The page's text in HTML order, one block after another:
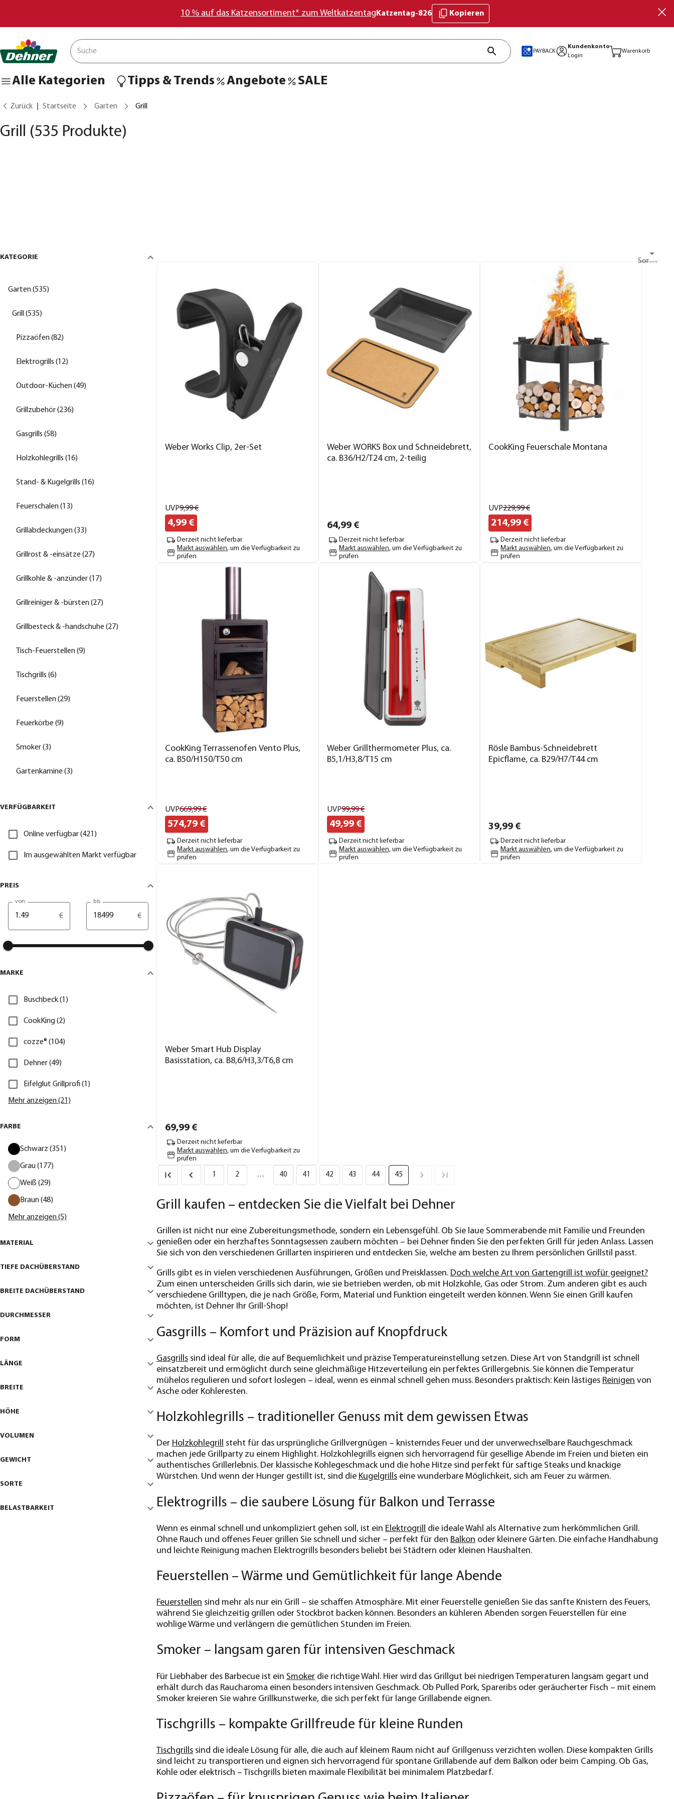
10 % auf das Katzensortiment* zum Weltkatzentag Katzentag-826 Kopieren
PAYBACK
Kundenkonto
Login
Warenkorb
Alle Kategorien Tipps & Trends Angebote SALE
Zurück Startseite Garten Grill
Grill (535 Produkte)
KATEGORIE
Garten (535)
Grill (535)
Pizzaöfen (82)
Elektrogrills (12)
Outdoor-Küchen (49)
Grillzubehör (236)
Gasgrills (58)
Holzkohlegrills (16)
Stand- & Kugelgrills (16)
Feuerschalen (13)
Grillabdeckungen (33)
Grillrost & -einsätze (27)
Grillkohle & -anzünder (17)
Grillreiniger & -bürsten (27)
Grillbesteck & -handschuhe (27)
Tisch-Feuerstellen (9)
Tischgrills (6)
Feuerstellen (29)
Feuerkörbe (9)
Smoker (3)
Gartenkamine (3)
VERFÜGBARKEIT
Online verfügbar (421)
Im ausgewählten Markt verfügbar
PREIS
von
€
bis
€
MARKE
Buschbeck (1)
CookKing (2)
cozze® (104)
Dehner (49)
Eifelglut Grillprofi (1)
Mehr anzeigen (21)
FARBE
Schwarz (351)
Grau (177)
Weiß (29)
Braun (48)
Mehr anzeigen (5)
MATERIAL
TIEFE DACHÜBERSTAND
BREITE DACHÜBERSTAND
DURCHMESSER
FORM
LÄNGE
BREITE
HÖHE
VOLUMEN
GEWICHT
SORTE
BELASTBARKEIT
Sortieren nach
Weber Works Clip, 2er-Set
UVP9,99€
4,99 €
Derzeit nicht lieferbar
Markt auswählen, um die Verfügbarkeit zu
prüfen
Weber WORKS Box und Schneidebrett,
ca. B36/H2/T24 cm, 2-teilig
64,99€
Derzeit nicht lieferbar
Markt auswählen, um die Verfügbarkeit zu
prüfen
CookKing Feuerschale Montana
UVP229,99€
214,99 €
Derzeit nicht lieferbar
Markt auswählen, um die Verfügbarkeit zu
prüfen
CookKing Terrassenofen Vento Plus,
ca. B50/H150/T50 cm
UVP669,99€
574,79 €
Derzeit nicht lieferbar
Markt auswählen, um die Verfügbarkeit zu
prüfen
Weber Grillthermometer Plus, ca.
B5,1/H3,8/T15 cm
UVP99,99€
49,99€
Derzeit nicht lieferbar
Markt auswählen, um die Verfügbarkeit zu
prüfen
Rösle Bambus-Schneidebrett
Epicflame, ca. B29/H7/T44 cm
39,99 €
Derzeit nicht lieferbar
Markt auswählen, um die Verfügbarkeit zu
prüfen
Weber Smart Hub Display
Basisstation, ca. B8,6/H3,3/T6,8 cm
69,99 €
Derzeit nicht lieferbar
Markt auswählen, um die Verfügbarkeit zu
prüfen
1 2 … 40 41 42 43 44 45
Grill kaufen – entdecken Sie die Vielfalt bei Dehner
Grillen ist nicht nur eine Zubereitungsmethode, sondern ein Lebensgefühl. Ob Sie laue Sommerabende mit Familie und Freunden
genießen oder ein herzhaftes Sonntagsessen zaubern möchten – bei Dehner finden Sie den perfekten Grill für jeden Anlass. Lassen
Sie sich von den verschiedenen Grillarten inspirieren und entdecken Sie, welche am besten zu Ihrem persönlichen Grillstil passt.
Grills gibt es in vielen verschiedenen Ausführungen, Größen und Preisklassen. Doch welche Art von Gartengrill ist wofür geeignet?
Zum einen unterscheiden Grills sich darin, wie sie betrieben werden, ob mit Holzkohle, Gas oder Strom. Zum anderen gibt es auch
verschiedene Grilltypen, die je nach Größe, Form, Material und Funktion eingeteilt werden können. Wenn Sie einen Grill kaufen
möchten, ist Dehner Ihr Grill-Shop!
Gasgrills – Komfort und Präzision auf Knopfdruck
Gasgrills sind ideal für alle, die auf Bequemlichkeit und präzise Temperatureinstellung setzen. Diese Art von Standgrill ist schnell
einsatzbereit und ermöglicht durch seine gleichmäßige Hitzeverteilung ein perfektes Grillergebnis. Sie können die Temperatur
mühelos regulieren und sofort loslegen – ideal, wenn es einmal schnell gehen muss. Besonders praktisch: Kein lästiges Reinigen von
Asche oder Kohleresten.
Holzkohlegrills – traditioneller Genuss mit dem gewissen Etwas
Der Holzkohlegrill steht für das ursprüngliche Grillvergnügen – knisterndes Feuer und der unverwechselbare Rauchgeschmack
machen jede Grillparty zu einem Highlight. Holzkohlegrills eignen sich hervorragend für gesellige Abende im Freien und bieten ein
authentisches Grillerlebnis. Der klassische Kohlegeschmack und die hohe Hitze sind perfekt für saftige Steaks und knackige
Würstchen. Und wenn der Hunger gestillt ist, sind die Kugelgrills eine wunderbare Möglichkeit, sich am Feuer zu wärmen.
Elektrogrills – die saubere Lösung für Balkon und Terrasse
Wenn es einmal schnell und unkompliziert gehen soll, ist ein Elektrogrill
die ideale Wahl als Alternative zum herkömmlichen Grill.
Ohne Rauch und offenes Feuer grillen Sie schnell und sicher – perfekt für den Balkon oder kleinere Gärten. Die einfache Handhabung
und leichte Reinigung machen Elektrogrills besonders beliebt bei Städtern oder kleinen Haushalten.
Feuerstellen – Wärme und Gemütlichkeit für lange Abende
Feuerstellen sind mehr als nur ein Grill – sie schaffen Atmosphäre. Mit einer Feuerstelle genießen Sie das sanfte Knistern des Feuers,
während Sie gleichzeitig grillen oder Stockbrot backen können. Besonders an kühleren Abenden sorgen Feuerstellen für eine
wohlige Wärme und verlängern die gemütlichen Stunden im Freien.
Smoker – langsam garen für intensiven Geschmack
Für Liebhaber des Barbecue ist ein Smoker die richtige Wahl. Hier wird das Grillgut bei niedrigen Temperaturen langsam gegart und
erhält durch das Raucharoma einen besonders intensiven Geschmack. Ob Pulled Pork, Spareribs oder geräucherter Fisch – mit einem
Smoker kreieren Sie wahre Grillkunstwerke, die sich perfekt für lange Grillabende eignen.
Tischgrills – kompakte Grillfreude für kleine Runden
Tischgrills sind die ideale Lösung für alle, die auch auf kleinem Raum nicht auf Grillgenuss verzichten wollen. Diese kompakten Grills
sind leicht zu transportieren und eignen sich hervorragend für spontane Grillabende auf dem Balkon oder beim Camping. Ob Gas,
Kohle oder elektrisch – Tischgrills bieten maximale Flexibilität bei minimalem Platzbedarf.